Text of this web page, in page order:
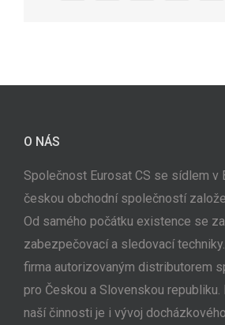
O NÁS
Společnost Eurosat CS se sídlem v
českou obchodní společností
Od samého počátku existence se
zabezpečovací a sledovací
firma autorizovaným distributorem
pro Českou a Slovenskou
naší činnosti je i vývoj